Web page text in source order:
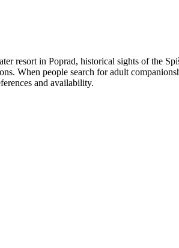
resort in Poprad, historical sights of the
When people search for adult
and availability.